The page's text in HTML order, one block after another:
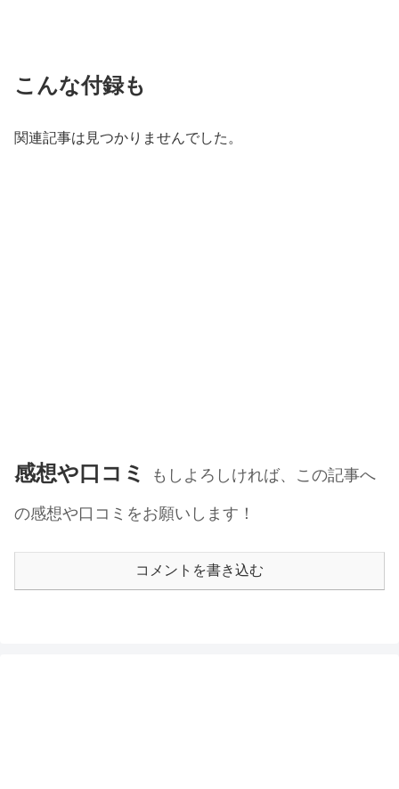
こんな付録も
関連記事は見つかりませんでした。
感想や口コミ
もしよろしければ、この記事へ
の感想や口コミをお願いします！
コメントを書き込む